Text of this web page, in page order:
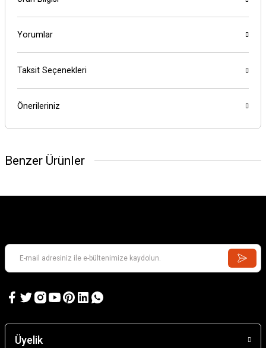
Yorumlar
Taksit Seçenekleri
Önerileriniz
Benzer Ürünler
Üyelik